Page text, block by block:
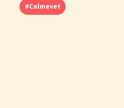
#Colmevet